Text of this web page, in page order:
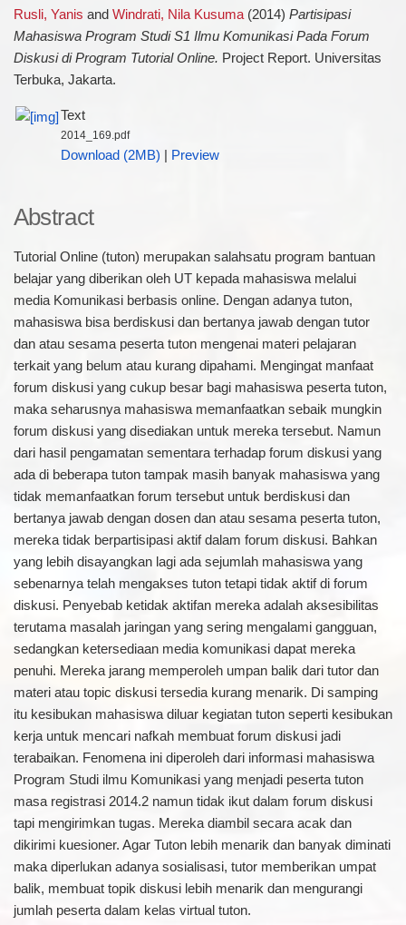
Rusli, Yanis and Windrati, Nila Kusuma(2014) Partisipasi
Mahasiswa Program Studi S1 Ilmu Komunikasi Pada Forum
Diskusi di Program Tutorial Online. Project Report. Universitas
Terbuka, Jakarta.
Text
2014_169.pdf
Download (2MB) Preview
Abstract
Tutorial Online (tuton) merupakan salahsatu program bantuan
belajar yang diberikan oleh UT kepada mahasiswa melalui
media Komunikasi berbasis online. Dengan adanya tuton,
mahasiswa bisa berdiskusi dan bertanya jawab dengan tutor
dan atau sesama peserta tuton mengenai materi pelajaran
terkait yang belum atau kurang dipahami. Mengingat manfaat
forum diskusi yang cukup besar bagi mahasiswa peserta tuton,
maka seharusnya mahasiswa memanfaatkan sebaik mungkin
forum diskusi yang disediakan untuk mereka tersebut. Namun
dari hasil pengamatan sementara terhadap forum diskusi yang
ada di beberapa tuton tampak masih banyak mahasiswa yang
tidak memanfaatkan forum tersebut untuk berdiskusi dan
bertanya jawab dengan dosen dan atau sesama peserta tuton,
mereka tidak berpartisipasi aktif dalam forum diskusi. Bahkan
yang lebih disayangkan lagi ada sejumlah mahasiswa yang
sebenarnya telah mengakses tuton tetapi tidak aktif di forum
diskusi. Penyebab ketidak aktifan mereka adalah aksesibilitas
terutama masalah jaringan yang sering mengalami gangguan,
sedangkan ketersediaan media komunikasi dapat mereka
penuhi. Mereka jarang memperoleh umpan balik dari tutor dan
materi atau topic diskusi tersedia kurang menarik. Di samping
itu kesibukan mahasiswa diluar kegiatan tuton seperti kesibukan
kerja untuk mencari nafkah membuat forum diskusi jadi
terabaikan. Fenomena ini diperoleh dari informasi mahasiswa
Program Studi ilmu Komunikasi yang menjadi peserta tuton
masa registrasi 2014.2 namun tidak ikut dalam forum diskusi
tapi mengirimkan tugas. Mereka diambil secara acak dan
dikirimi kuesioner. Agar Tuton lebih menarik dan banyak diminati
maka diperlukan adanya sosialisasi, tutor memberikan umpat
balik, membuat topik diskusi lebih menarik dan mengurangi
jumlah peserta dalam kelas virtual tuton.